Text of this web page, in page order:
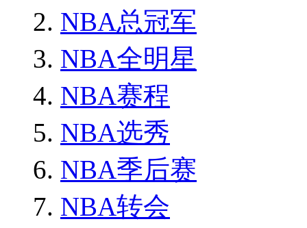
NBA总冠军
NBA全明星
NBA赛程
NBA选秀
NBA季后赛
NBA转会